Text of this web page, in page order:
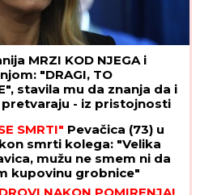
MRZI KOD NJEGA i
"DRAGI, TO
stavila mu da znanja da i
- iz pristojnosti
SMRTI" Pevačica (73) u
smrti kolega: "Velika
mužu ne smem ni da
kupovinu grobnice"